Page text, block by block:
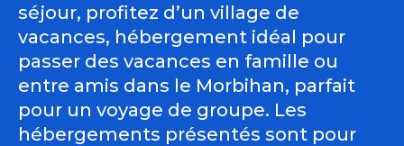
séjour, profitez d’un village de
vacances, hébergement idéal pour
passer des vacances en famille ou
entre amis dans le Morbihan, parfait
pour un voyage de groupe. Les
hébergements présentés sont pour